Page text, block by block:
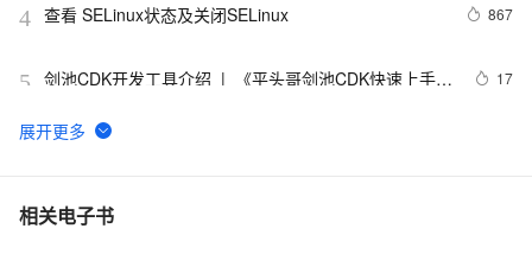
4 查看 SELinux状态及关闭SELinux 867
5 剑池CDK开发工具介绍  |  《平头哥剑池CDK快速上手指
17
6 WebAssembly 在 MOSN 中的实践 - 基础框架篇
7 userdel使用说明
相关电子书